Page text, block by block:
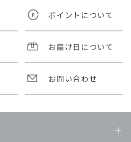
ポイントについて
お届け日について
お問い合わせ